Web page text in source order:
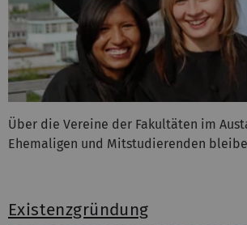
Über die Vereine der Fakultäten im
Ehemaligen und Mitstudierenden
Existenzgründung